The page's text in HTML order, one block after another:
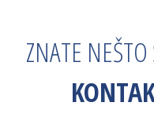
ZNATE